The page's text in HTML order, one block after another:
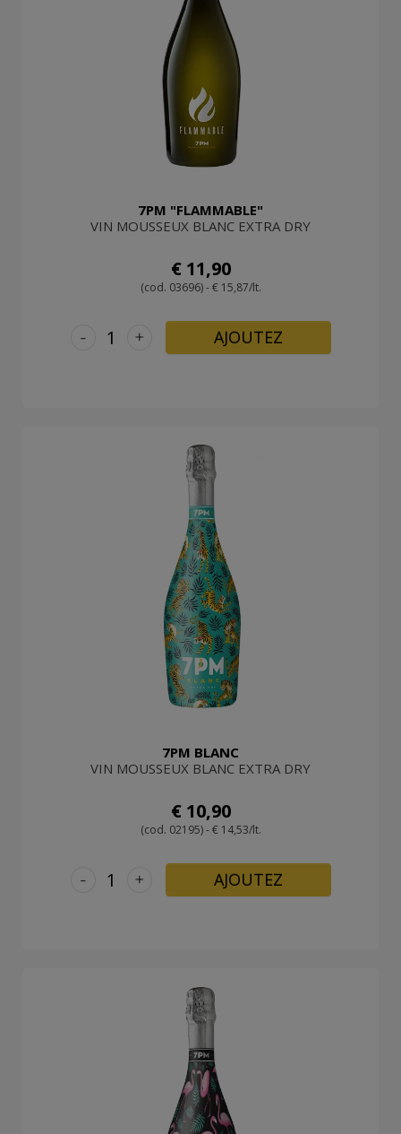
7PM "FLAMMABLE"
VIN MOUSSEUX BLANC EXTRA DRY
€ 11,90
(cod. 03696) - € 15,87/lt.
+
- AJOUTEZ
7PM BLANC
VIN MOUSSEUX BLANC EXTRA DRY
€ 10,90
(cod. 02195) - € 14,53/lt.
+
- AJOUTEZ